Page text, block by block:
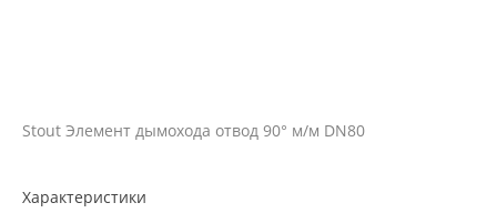
Stout Элемент дымохода отвод 90° м/м DN80
Характеристики